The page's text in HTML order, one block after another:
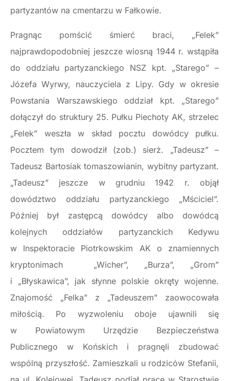
partyzantów na cmentarzu w Fałkowie.
Pragnąc pomścić śmierć braci, „Felek”
najprawdopodobniej jeszcze wiosną 1944 r. wstąpiła
do oddziału partyzanckiego NSZ kpt. „Starego” –
Józefa Wyrwy, nauczyciela z Lipy. Gdy w okresie
Powstania Warszawskiego oddział kpt. „Starego”
dołączył do struktury 25. Pułku Piechoty AK, strzelec
„Felek” weszła w skład pocztu dowódcy pułku.
Pocztem tym dowodził (zob.) sierż. „Tadeusz” –
Tadeusz Bartosiak tomaszowianin, wybitny partyzant.
„Tadeusz” jeszcze w grudniu 1942 r. objął
dowództwo oddziału partyzanckiego „Mściciel”.
Później był zastępcą dowódcy albo dowódcą
kolejnych oddziałów partyzanckich Kedywu
w Inspektoracie Piotrkowskim AK o znamiennych
kryptonimach „Wicher”, „Burza”, „Grom”
i „Błyskawica”, jak słynne polskie okręty wojenne.
Znajomość „Felka” z „Tadeuszem” zaowocowała
miłością. Po wyzwoleniu oboje ujawnili się
w Powiatowym Urzędzie Bezpieczeństwa
Publicznego w Końskich i pragnęli zbudować
wspólną przyszłość. Zamieszkali u rodziców Stefanii,